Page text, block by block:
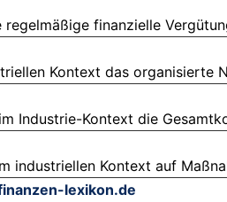
finanzielle
Kontext das organisierte
Industrie-Kontext die
industriellen Kontext auf
lexikon.de